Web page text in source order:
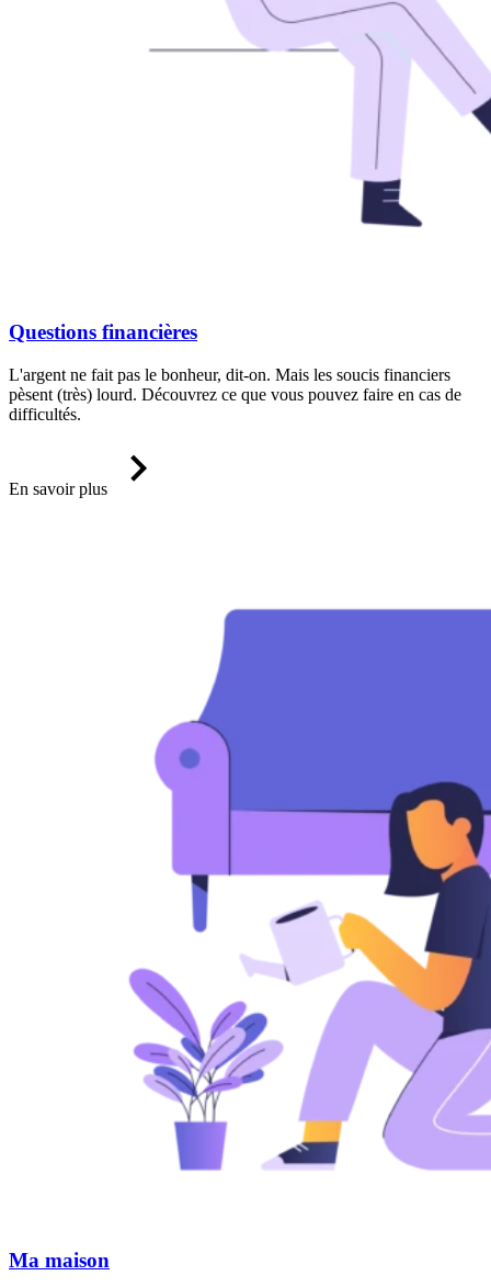
Questions financières
L'argent ne fait pas le bonheur, dit-on. Mais les soucis financiers
pèsent (très) lourd. Découvrez ce que vous pouvez faire en cas de
difficultés.
En savoir plus
Ma maison